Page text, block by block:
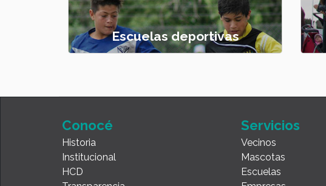
Escuelas deportivas
Conocé
Historia
Institucional
HCD
Servicios
Vecinos
Mascotas
Escuelas